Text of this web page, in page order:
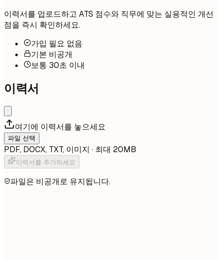
이력서를 업로드하고 ATS 점수와 직무에 맞는 실용적인 개선
점을 즉시 확인하세요.
가입 필요 없음
기본 비공개
보통 30초 이내
이력서
여기에 이력서를 놓으세요
파일 선택
PDF, DOCX, TXT, 이미지 · 최대 20MB
이력서를 추가하세요
파일은 비공개로 유지됩니다.